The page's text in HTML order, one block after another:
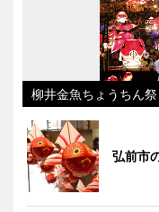
柳井金魚ちょうちん
弘前市